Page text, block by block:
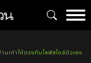
นเก่าให้ตรงกับไลฟ์สไตล์ตัวเอง